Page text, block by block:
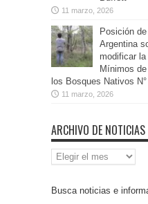
11 marzo, 2026
Posición
Argentina
modificar
Mínimos
los Bosques Nativos
11 marzo, 2026
ARCHIVO DE NOTICIAS
Archivo
de
Busca noticias e